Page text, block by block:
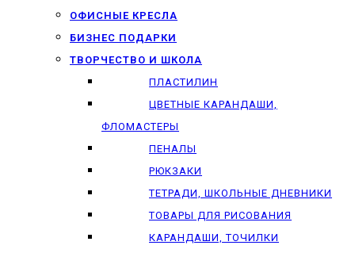
ОФИСНЫЕ КРЕСЛА
БИЗНЕС ПОДАРКИ
ТВОРЧЕСТВО И ШКОЛА
ПЛАСТИЛИН
ЦВЕТНЫЕ КАРАНДАШИ,
ФЛОМАСТЕРЫ
ПЕНАЛЫ
РЮКЗАКИ
ТЕТРАДИ, ШКОЛЬНЫЕ ДНЕВНИКИ
ТОВАРЫ ДЛЯ РИСОВАНИЯ
КАРАНДАШИ, ТОЧИЛКИ